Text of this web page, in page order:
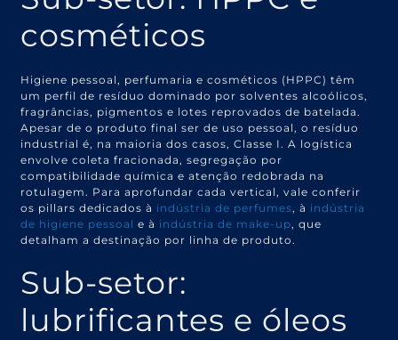
cosméticos
Higiene pessoal, perfumaria e cosméticos (HPPC) têm
um perfil de resíduo dominado por solventes alcoólicos,
fragrâncias, pigmentos e lotes reprovados de batelada.
Apesar de o produto final ser de uso pessoal, o resíduo
industrial é, na maioria dos casos, Classe I. A logística
envolve coleta fracionada, segregação por
compatibilidade química e atenção redobrada na
rotulagem. Para aprofundar cada vertical, vale conferir
os pillars dedicados à indústria de perfumes, à indústria
de higiene pessoal e à indústria de make-up, que
detalham a destinação por linha de produto.
Sub-setor:
lubrificantes e óleos